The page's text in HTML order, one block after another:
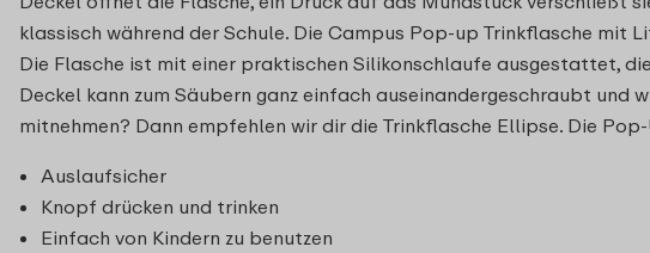
klassisch während der Schule. Die Campus Pop-up Trinkflasche
Die Flasche ist mit einer praktischen Silikonschlaufe ausgestattet,
Deckel kann zum Säubern ganz einfach auseinandergeschraubt
mitnehmen? Dann empfehlen wir dir die Trinkflasche Ellipse. Die
Auslaufsicher
Knopf drücken und trinken
Einfach von Kindern zu benutzen